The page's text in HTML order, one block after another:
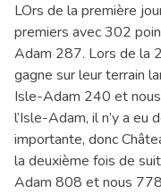
LOrs de la première
premiers avec 302
Adam 287. Lors de la
gagne sur leur terrain
Isle-Adam 240 et
l’Isle-Adam, il n’y a eu
importante, donc
la deuxième fois de
Adam 808 et nous